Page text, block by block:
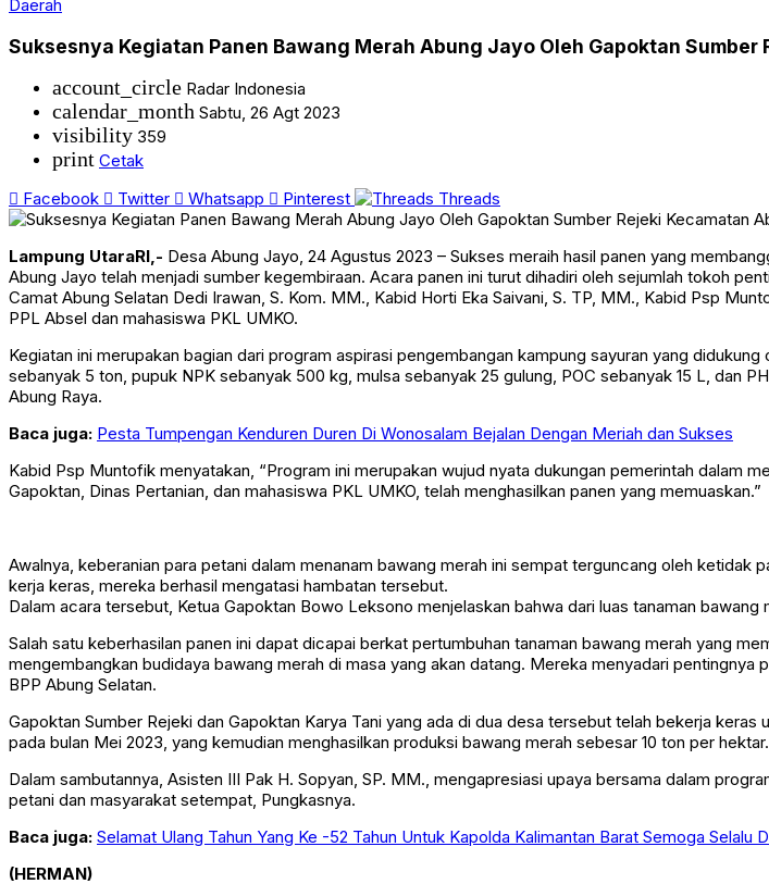
Daerah
Suksesnya Kegiatan Panen Bawang Merah Abung Jayo Oleh Gapoktan Sumber
account_circle Radar Indonesia
calendar_month Sabtu, 26 Agt 2023
visibility 359
print Cetak
Facebook
Twitter Whatsapp Pinterest Threads
Lampung UtaraRI,- Desa Abung Jayo, 24 Agustus 2023 – Sukses meraih hasil panen yang
Abung Jayo telah menjadi sumber kegembiraan. Acara panen ini turut dihadiri oleh sejumlah tokoh
Camat Abung Selatan Dedi Irawan, S. Kom. MM., Kabid Horti Eka Saivani, S. TP, MM., Kabid Psp
PPL Absel dan mahasiswa PKL UMKO.
Kegiatan ini merupakan bagian dari program aspirasi pengembangan kampung sayuran yang
sebanyak 5 ton, pupuk NPK sebanyak 500 kg, mulsa sebanyak 25 gulung, POC sebanyak 15 L, dan
Abung Raya.
Baca juga: Pesta Tumpengan Kenduren Duren Di Wonosalam Bejalan Dengan Meriah dan Sukses
Kabid Psp Muntofik menyatakan, “Program ini merupakan wujud nyata dukungan pemerintah dalam
Gapoktan, Dinas Pertanian, dan mahasiswa PKL UMKO, telah menghasilkan panen yang memuaskan.”
Awalnya, keberanian para petani dalam menanam bawang merah ini sempat terguncang oleh ketidak
kerja keras, mereka berhasil mengatasi hambatan tersebut.
Dalam acara tersebut, Ketua Gapoktan Bowo Leksono menjelaskan bahwa dari luas tanaman
Salah satu keberhasilan panen ini dapat dicapai berkat pertumbuhan tanaman bawang merah yang
mengembangkan budidaya bawang merah di masa yang akan datang. Mereka menyadari pentingnya
BPP Abung Selatan.
Gapoktan Sumber Rejeki dan Gapoktan Karya Tani yang ada di dua desa tersebut telah bekerja
pada bulan Mei 2023, yang kemudian menghasilkan produksi bawang merah sebesar 10 ton per hektar.
Dalam sambutannya, Asisten III Pak H. Sopyan, SP. MM., mengapresiasi upaya bersama dalam
petani dan masyarakat setempat, Pungkasnya.
Baca juga: Selamat Ulang Tahun Yang Ke -52 Tahun Untuk Kapolda Kalimantan Barat Semoga Selalu
(HERMAN)